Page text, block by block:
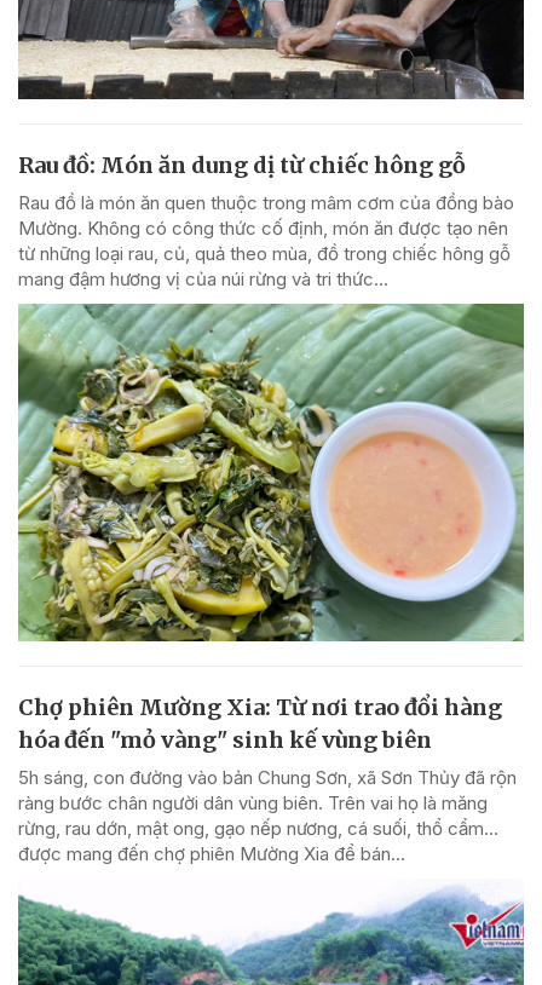
Rau đồ: Món ăn dung dị từ chiếc hông gỗ
Rau đồ là món ăn quen thuộc trong mâm cơm của đồng bào
Mường. Không có công thức cố định, món ăn được tạo nên
từ những loại rau, củ, quả theo mùa, đồ trong chiếc hông gỗ
mang đậm hương vị của núi rừng và tri thức...
Chợ phiên Mường Xia: Từ nơi trao đổi hàng
hóa đến "mỏ vàng" sinh kế vùng biên
5h sáng, con đường vào bản Chung Sơn, xã Sơn Thủy đã rộn
ràng bước chân người dân vùng biên. Trên vai họ là măng
rừng, rau dớn, mật ong, gạo nếp nương, cá suối, thổ cẩm…
được mang đến chợ phiên Mường Xia để bán...